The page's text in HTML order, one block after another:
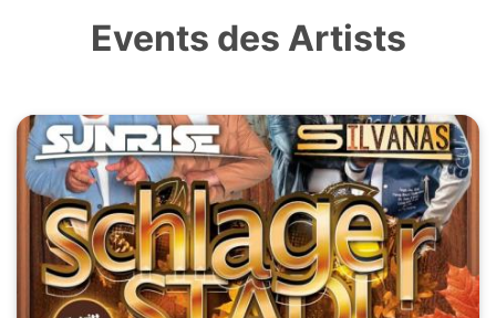
Events des Artists